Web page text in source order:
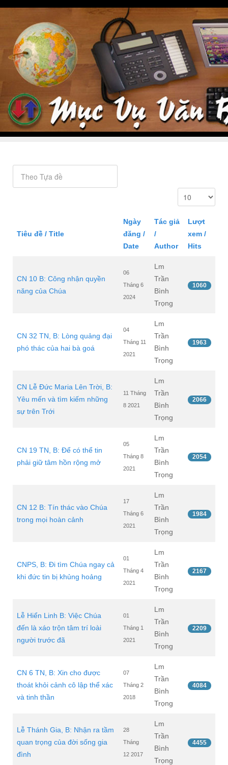
Tiêu đề / Title
Ngày
đăng /
Date
Tác giả
/
Author
Lượt
xem /
Hits
CN 10 B: Công nhận quyền
năng của Chúa
06
Tháng 6
2024
Lm
Trần
Bình
Trọng
1060
CN 32 TN, B: Lòng quảng đại
phó thác của hai bà goá
04
Tháng 11
2021
Lm
Trần
Bình
Trọng
1963
CN Lễ Đức Maria Lên Trời, B:
Yêu mến và tìm kiếm những
sự trên Trới
11 Tháng
8 2021
Lm
Trần
Bình
Trọng
2066
CN 19 TN, B: Để có thể tin
phải giữ tâm hồn rộng mở
05
Tháng 8
2021
Lm
Trần
Bình
Trọng
2054
CN 12 B: Tín thác vào Chúa
trong mọi hoàn cảnh
17
Tháng 6
2021
Lm
Trần
Bình
Trọng
1984
CNPS, B: Đi tìm Chúa ngay cả
khi đức tin bị khủng hoảng
01
Tháng 4
2021
Lm
Trần
Bình
Trọng
2167
Lễ Hiển Linh B: Việc Chúa
đến là xáo trộn tâm trí loài
người trước đã
01
Tháng 1
2021
Lm
Trần
Bình
Trọng
2209
CN 6 TN, B: Xin cho được
thoát khỏi cảnh cô lập thể xác
và tinh thần
07
Tháng 2
2018
Lm
Trần
Bình
Trọng
4084
Lễ Thánh Gia, B: Nhận ra tầm
quan trọng của đời sống gia
đình
28
Tháng
12 2017
Lm
Trần
Bình
Trọng
4455